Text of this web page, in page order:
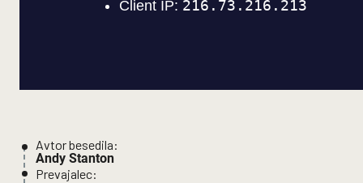
Avtor besedila:
Andy Stanton
Prevajalec: